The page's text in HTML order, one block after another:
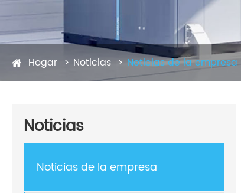
Hogar Noticias Noticias de la empresa
Noticias
Noticias de la empresa